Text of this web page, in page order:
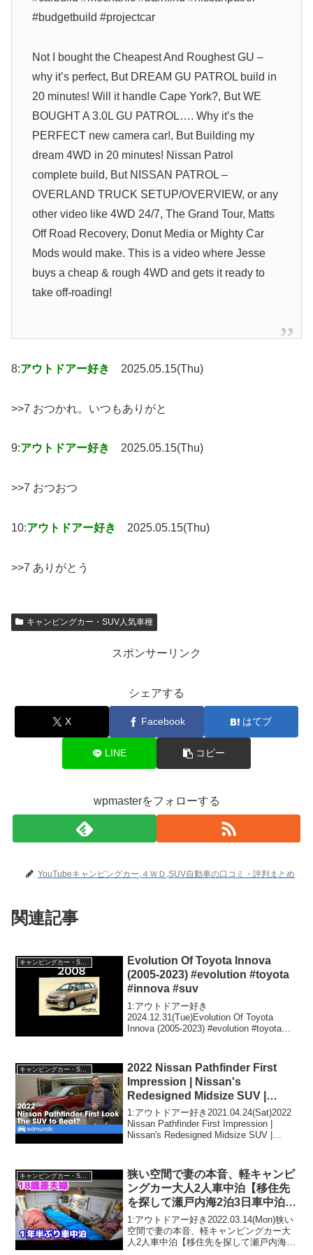
#budgetbuild #projectcar
Not I bought the Cheapest And Roughest GU –
why it’s perfect, But DREAM GU PATROL build in
20 minutes! Will it handle Cape York?, But WE
BOUGHT A 3.0L GU PATROL…. Why it’s the
PERFECT new camera car!, But Building my
dream 4WD in 20 minutes! Nissan Patrol
complete build, But NISSAN PATROL –
OVERLAND TRUCK SETUP/OVERVIEW, or any
other video like 4WD 24/7, The Grand Tour, Matts
Off Road Recovery, Donut Media or Mighty Car
Mods would make. This is a video where Jesse
buys a cheap & rough 4WD and gets it ready to
take off-roading!
8:アウトドアー好き 2025.05.15(Thu)
>>7 おつかれ。いつもありがと
9:アウトドアー好き 2025.05.15(Thu)
>>7 おつおつ
10:アウトドアー好き 2025.05.15(Thu)
>>7 ありがとう
キャンピングカー・SUV人気車種
スポンサーリンク
シェアする
X Facebook はてブ
LINE コピー
wpmasterをフォローする
YouTubeキャンピングカー,４ＷＤ,SUV自動車の口コミ・評判まとめ
関連記事
キャンピングカー・SUV人気車種
Evolution Of Toyota Innova
(2005-2023) #evolution #toyota
#innova #suv
1:アウトドアー好き
2024.12.31(Tue)Evolution Of Toyota
Innova (2005-2023) #evolution #toyota
2022 Nissan Pathfinder First
Impression | Nissan's
Redesigned Midsize SUV |
Price, Interior & More
1:アウトドアー好き2021.04.24(Sat)2022
Nissan Pathfinder First Impression |
Nissan's Redesigned Midsize SUV |
キャンピングカー・SUV人気車種
狭い空間で妻の本音、軽キャンピ
ングカー大人2人車中泊【移住先
を探して瀬戸内海2泊3日車中泊
旅】
1:アウトドアー好き2022.03.14(Mon)狭い
空間で妻の本音、軽キャンピングカー大
人2人車中泊【移住先を探して瀬戸内海2